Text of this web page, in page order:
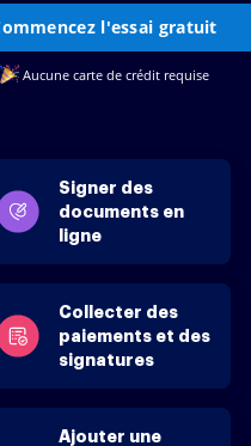
l'essai gratuit
Aucune carte de crédit requise
Signer des
documents en
ligne
Collecter des
paiements et des
signatures
Ajouter une